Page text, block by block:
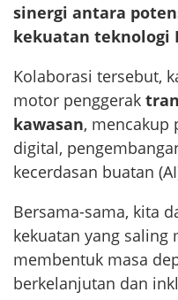
sinergi antara
kekuatan teknologi
Kolaborasi tersebut,
motor penggerak
kawasan, mencakup
digital,
kecerdasan buatan
Bersama-sama, kita
kekuatan yang saling
membentuk masa
berkelanjutan dan